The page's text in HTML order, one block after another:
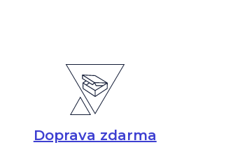
Doprava zdarma